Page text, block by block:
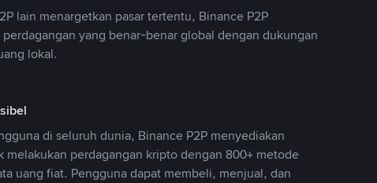
lain menargetkan pasar tertentu, Binance P2P
yang benar-benar global dengan dukungan
lokal.
di seluruh dunia, Binance P2P menyediakan
melakukan perdagangan kripto dengan 800+ metode
uang fiat. Pengguna dapat membeli, menjual, dan